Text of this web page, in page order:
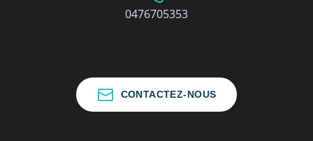
0476705353
CONTACTEZ-NOUS